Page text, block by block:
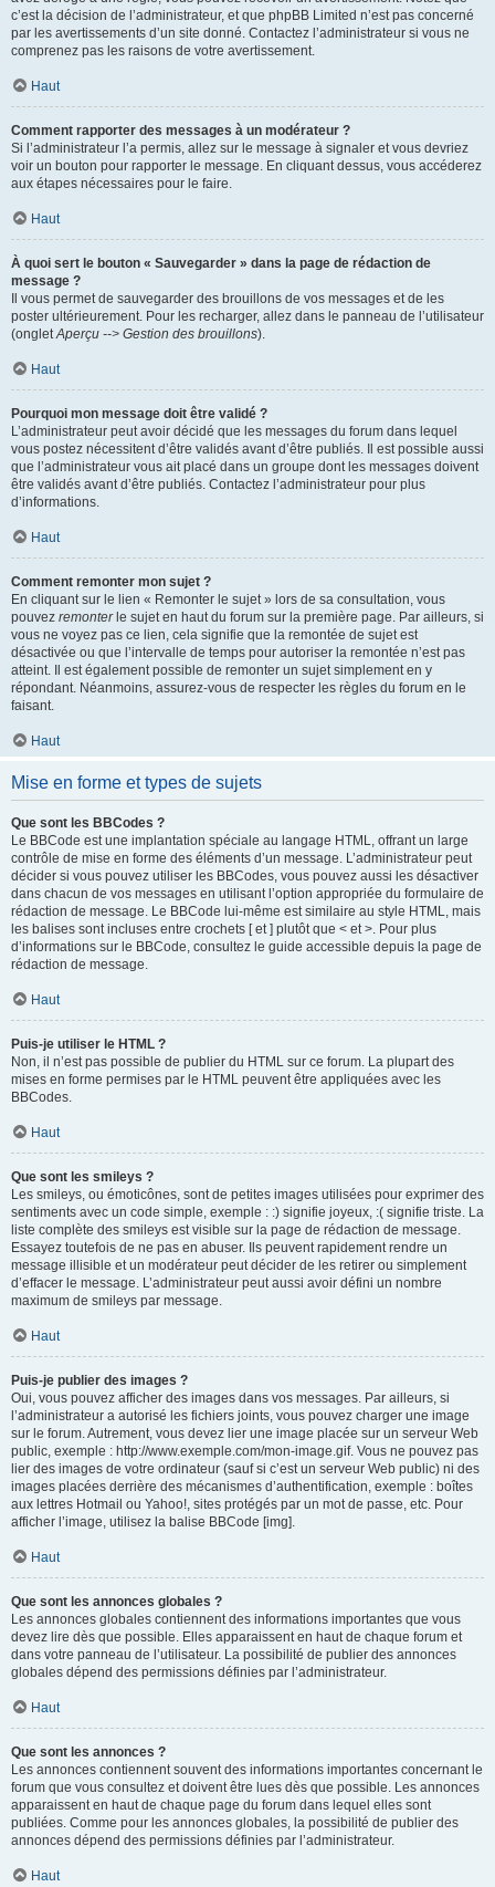
c’est la décision de l’administrateur, et que phpBB Limited n’est pas concerné
par les avertissements d’un site donné. Contactez l’administrateur si vous ne
comprenez pas les raisons de votre avertissement.
Haut
Comment rapporter des messages à un modérateur ?
Si l’administrateur l’a permis, allez sur le message à signaler et vous devriez
voir un bouton pour rapporter le message. En cliquant dessus, vous accéderez
aux étapes nécessaires pour le faire.
Haut
À quoi sert le bouton « Sauvegarder » dans la page de rédaction de
message ?
Il vous permet de sauvegarder des brouillons de vos messages et de les
poster ultérieurement. Pour les recharger, allez dans le panneau de l’utilisateur
(ongletAperçu --> Gestion des brouillons).
Haut
Pourquoi mon message doit être validé ?
L’administrateur peut avoir décidé que les messages du forum dans lequel
vous postez nécessitent d’être validés avant d’être publiés. Il est possible aussi
que l’administrateur vous ait placé dans un groupe dont les messages doivent
être validés avant d’être publiés. Contactez l’administrateur pour plus
d’informations.
Haut
Comment remonter mon sujet ?
En cliquant sur le lien « Remonter le sujet » lors de sa consultation, vous
pouvez remonterle sujet en haut du forum sur la première page. Par ailleurs, si
vous ne voyez pas ce lien, cela signifie que la remontée de sujet est
désactivée ou que l’intervalle de temps pour autoriser la remontée n’est pas
atteint. Il est également possible de remonter un sujet simplement en y
répondant. Néanmoins, assurez-vous de respecter les règles du forum en le
faisant.
Haut
Mise en forme et types de sujets
Que sont les BBCodes ?
Le BBCode est une implantation spéciale au langage HTML, offrant un large
contrôle de mise en forme des éléments d’un message. L’administrateur peut
décider si vous pouvez utiliser les BBCodes, vous pouvez aussi les désactiver
dans chacun de vos messages en utilisant l’option appropriée du formulaire de
rédaction de message. Le BBCode lui-même est similaire au style HTML, mais
les balises sont incluses entre crochets [ et ] plutôt que < et >. Pour plus
d’informations sur le BBCode, consultez le guide accessible depuis la page de
rédaction de message.
Haut
Puis-je utiliser le HTML ?
Non, il n’est pas possible de publier du HTML sur ce forum. La plupart des
mises en forme permises par le HTML peuvent être appliquées avec les
BBCodes.
Haut
Que sont les smileys ?
Les smileys, ou émoticônes, sont de petites images utilisées pour exprimer des
sentiments avec un code simple, exemple : :) signifie joyeux, :( signifie triste. La
liste complète des smileys est visible sur la page de rédaction de message.
Essayez toutefois de ne pas en abuser. Ils peuvent rapidement rendre un
message illisible et un modérateur peut décider de les retirer ou simplement
d’effacer le message. L’administrateur peut aussi avoir défini un nombre
maximum de smileys par message.
Haut
Puis-je publier des images ?
Oui, vous pouvez afficher des images dans vos messages. Par ailleurs, si
l’administrateur a autorisé les fichiers joints, vous pouvez charger une image
sur le forum. Autrement, vous devez lier une image placée sur un serveur Web
public, exemple : http://www.exemple.com/mon-image.gif. Vous ne pouvez pas
lier des images de votre ordinateur (sauf si c’est un serveur Web public) ni des
images placées derrière des mécanismes d’authentification, exemple : boîtes
aux lettres Hotmail ou Yahoo!, sites protégés par un mot de passe, etc. Pour
afficher l’image, utilisez la balise BBCode [img].
Haut
Que sont les annonces globales ?
Les annonces globales contiennent des informations importantes que vous
devez lire dès que possible. Elles apparaissent en haut de chaque forum et
dans votre panneau de l’utilisateur. La possibilité de publier des annonces
globales dépend des permissions définies par l’administrateur.
Haut
Que sont les annonces ?
Les annonces contiennent souvent des informations importantes concernant le
forum que vous consultez et doivent être lues dès que possible. Les annonces
apparaissent en haut de chaque page du forum dans lequel elles sont
publiées. Comme pour les annonces globales, la possibilité de publier des
annonces dépend des permissions définies par l’administrateur.
Haut